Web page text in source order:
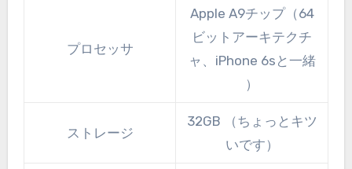
プロセッサ
Apple A9チップ（64
ビットアーキテクチ
ャ、iPhone 6sと一緒
）
ストレージ
32GB （ちょっとキツ
いです）